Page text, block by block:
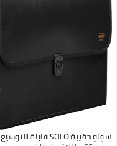
سولو حقيبة SOLO قابلة للتوسيع